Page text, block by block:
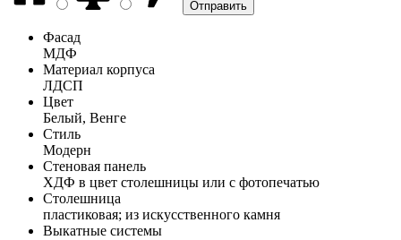
Фасад
МДФ
Материал корпуса
ЛДСП
Цвет
Белый, Венге
Стиль
Модерн
Стеновая панель
ХДФ в цвет столешницы или с фотопечатью
Столешница
пластиковая; из искусственного камня
Выкатные системы